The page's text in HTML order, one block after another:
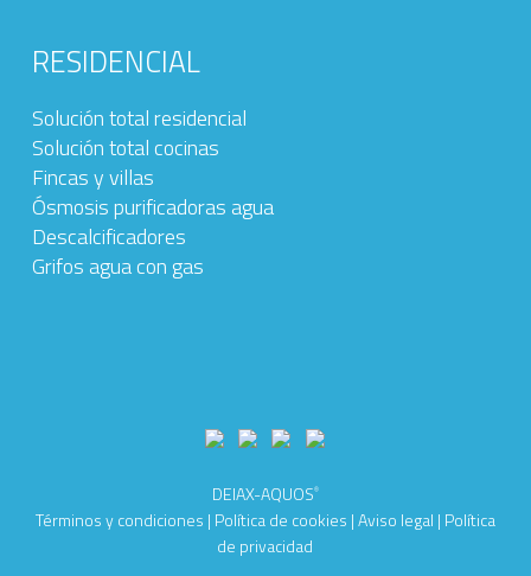
RESIDENCIAL
Solución total residencial
Solución total cocinas
Fincas y villas
Ósmosis purificadoras agua
Descalcificadores
Grifos agua con gas
DEIAX-AQUOS®
Términos y condiciones | Política de cookies |Aviso legal | Política
de privacidad